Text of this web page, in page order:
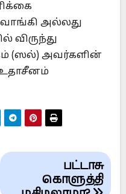
அல்லது
விருந்து
(ஸல்) அவர்களின்
பட்டாசு
கொளுத்தி